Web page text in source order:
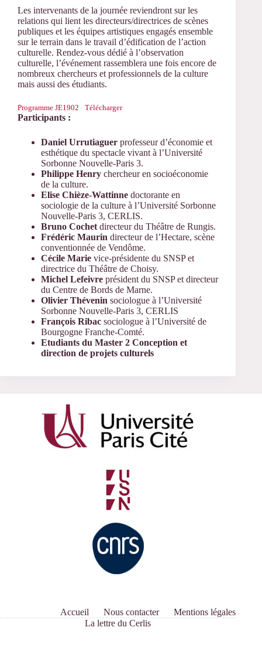
Les intervenants de la journée reviendront sur les
relations qui lient les directeurs/directrices de scènes
publiques et les équipes artistiques engagés ensemble
sur le terrain dans le travail d’édification de l’action
culturelle. Rendez-vous dédié à l’observation
culturelle, l’événement rassemblera une fois encore de
nombreux chercheurs et professionnels de la culture
mais aussi des étudiants.
Programme JE1902 Télécharger
Participants :
Daniel Urrutiaguer professeur d’économie et
esthétique du spectacle vivant à l’Université
Sorbonne Nouvelle-Paris 3.
Philippe Henry chercheur en socioéconomie
de la culture.
Elise Chièze-Wattinne doctorante en
sociologie de la culture à l’Université Sorbonne
Nouvelle-Paris 3, CERLIS.
Bruno Cochet directeur du Théâtre de Rungis.
Frédéric Maurin directeur de l’Hectare, scène
conventionnée de Vendôme.
Cécile Marie vice-présidente du SNSP et
directrice du Théâtre de Choisy.
Michel Lefeivre président du SNSP et directeur
du Centre de Bords de Marne.
Olivier Thévenin sociologue à l’Université
Sorbonne Nouvelle-Paris 3, CERLIS
François Ribac sociologue à l’Université de
Bourgogne Franche-Comté.
Etudiants du Master 2 Conception et
direction de projets culturels
Accueil Nous contacter
Mentions légales
La lettre du Cerlis